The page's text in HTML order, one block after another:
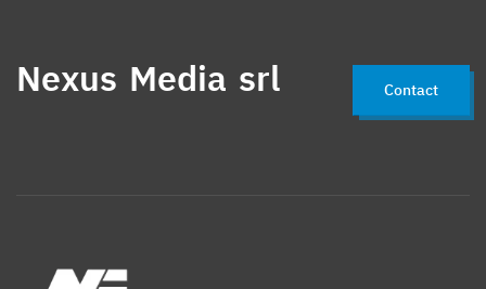
Nexus Media srl Contact